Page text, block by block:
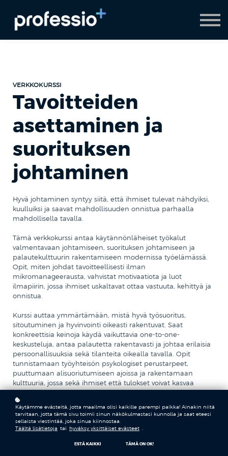
AI Coach
Pyydä demo
Hanki Professio+
VERKKOKURSSI
Tavoitteiden
asettaminen ja
suorituksen
johtaminen
Hyvä johtaminen syntyy siitä, että ihmiset tulevat nähdyiksi,
kuulluiksi ja saavat mahdollisuuden onnistua parhaalla
mahdollisella tavalla.
Tämä verkkokurssi antaa käytännönläheiset työkalut
valmentavaan johtamiseen, suorituksen johtamiseen ja
palautekulttuurin rakentamiseen modernissa työelämässä.
Opit, miten johdat tavoitteellisesti ilman
mikromanageerausta, vahvistat motivaatiota ja luot
ilmapiirin, jossa ihmiset uskaltavat ottaa vastuuta, kehittyä ja
onnistua.
Kurssi auttaa ymmärtämään, mistä hyvä työsuoritus,
sitoutuminen ja hyvinvointi oikeasti rakentuvat. Saat
konkreettisia keinoja käydä vaikuttavia one-to-one-
keskusteluja, antaa palautetta rakentavasti ja johtaa erilaisia
persoonallisuuksia sekä tilanteita oikealla tavalla. Opit
tunnistamaan työyhteisön psykologiset perustarpeet,
puuttumaan alisuoriutumiseen ajoissa ja rakentamaan
kulttuuria, jossa sekä ihmiset että tulokset voivat kasvaa
Kohderyhmä: Esihenkilöt, tiiminvetäjät ja asiantuntijaroolissa
toimivat henkilöt, jotka vahvistaa tiiminsä motivaatiota ja
johtaa suoritusta tavoitteellisesti modernissa työelämässä.
Käytämme evästeitä, jotta maailma olisi kaikille parempi paikka! Ainakin niitä
tarvitaan, jotta tämä sivu toimii sinun näkökulmastasi kunnolla ja saat eteesi
sellaista viestintää, joka sinua kiinnostaa.
Täältä lisätietoja tai hyväksy yksittäiset evästeet
ESTÄ KAIKKI TÄMÄ ON OK!